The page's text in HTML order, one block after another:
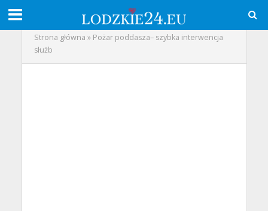
Strona główna » Pożar poddasza– szybka interwencja
służb